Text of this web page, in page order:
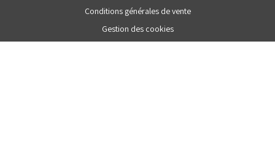
Conditions générales de vente
Gestion des cookies